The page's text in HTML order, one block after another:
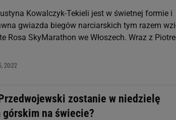
Kowalczyk-Tekieli jest w świetnej formie i
gwiazda biegów narciarskich tym razem
Rosa SkyMarathon we Włoszech. Wraz z
20:22
zostanie w niedzielę
na świecie?